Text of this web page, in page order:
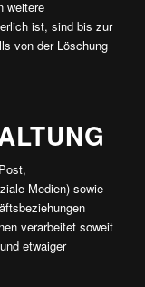
weitere
ist, sind bis zur
von der Löschung
Medien) sowie
verarbeitet soweit
etwaiger